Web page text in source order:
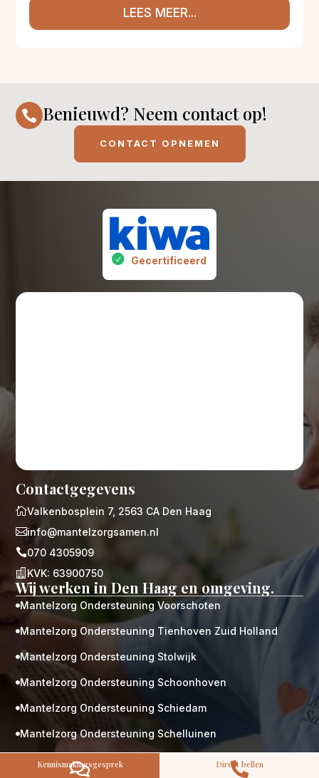
LEES MEER...
 Benieuwd? Neem contact op!
CONTACT OPNEMEN
Gecertificeerd
Gratis
kennismaking?
Neem vrijblijvend contact op!
Zorg op maat
Persoonlijke zorgplan
Geen lange wachtlijsten
Altijd vertrouwde gezichten
Hoog gekwalificeerd
Kennismakingsgesprek
Contact opnemen
Contactgegevens
Valkenbosplein 7, 2563 CA Den Haag
info@mantelzorgsamen.nl
070 4305909
 KVK: 63900750
Wij werken in Den Haag en omgeving.
 Mantelzorg Ondersteuning Voorschoten
 Mantelzorg Ondersteuning Tienhoven Zuid Holland
 Mantelzorg Ondersteuning Stolwijk
 Mantelzorg Ondersteuning Schoonhoven
 Mantelzorg Ondersteuning Schiedam
 Mantelzorg Ondersteuning Schelluinen
Mantelzorg Ondersteuning Rotterdam Albrandswaard

Kennismakingsgesprek 
Direct bellen